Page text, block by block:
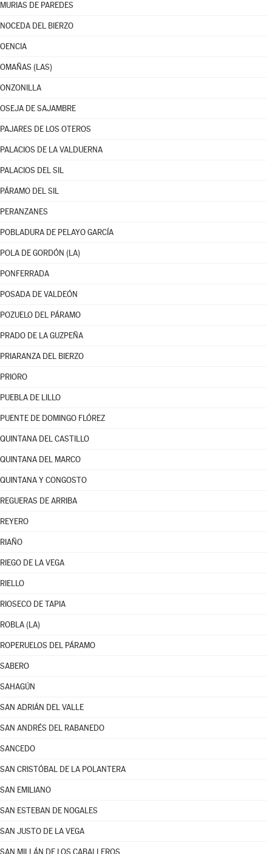
MURIAS DE PAREDES
NOCEDA DEL BIERZO
OENCIA
OMAÑAS (LAS)
ONZONILLA
OSEJA DE SAJAMBRE
PAJARES DE LOS OTEROS
PALACIOS DE LA VALDUERNA
PALACIOS DEL SIL
PÁRAMO DEL SIL
PERANZANES
POBLADURA DE PELAYO GARCÍA
POLA DE GORDÓN (LA)
PONFERRADA
POSADA DE VALDEÓN
POZUELO DEL PÁRAMO
PRADO DE LA GUZPEÑA
PRIARANZA DEL BIERZO
PRIORO
PUEBLA DE LILLO
PUENTE DE DOMINGO FLÓREZ
QUINTANA DEL CASTILLO
QUINTANA DEL MARCO
QUINTANA Y CONGOSTO
REGUERAS DE ARRIBA
REYERO
RIAÑO
RIEGO DE LA VEGA
RIELLO
RIOSECO DE TAPIA
ROBLA (LA)
ROPERUELOS DEL PÁRAMO
SABERO
SAHAGÚN
SAN ADRIÁN DEL VALLE
SAN ANDRÉS DEL RABANEDO
SANCEDO
SAN CRISTÓBAL DE LA POLANTERA
SAN EMILIANO
SAN ESTEBAN DE NOGALES
SAN JUSTO DE LA VEGA
SAN MILLÁN DE LOS CABALLEROS